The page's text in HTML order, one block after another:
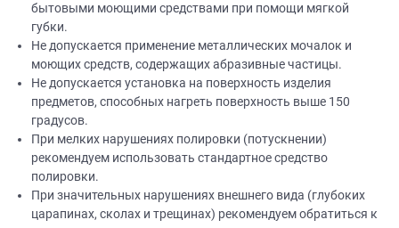
бытовыми моющими средствами при помощи мягкой
губки.
Не допускается применение металлических мочалок и
моющих средств, содержащих абразивные частицы.
Не допускается установка на поверхность изделия
предметов, способных нагреть поверхность выше 150
градусов.
При мелких нарушениях полировки (потускнении)
рекомендуем использовать стандартное средство
полировки.
При значительных нарушениях внешнего вида (глубоких
царапинах, сколах и трещинах) рекомендуем обратиться к